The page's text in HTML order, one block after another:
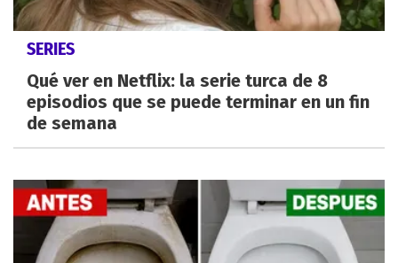
SERIES
Qué ver en Netflix: la serie turca de 8
episodios que se puede terminar en un fin
de semana